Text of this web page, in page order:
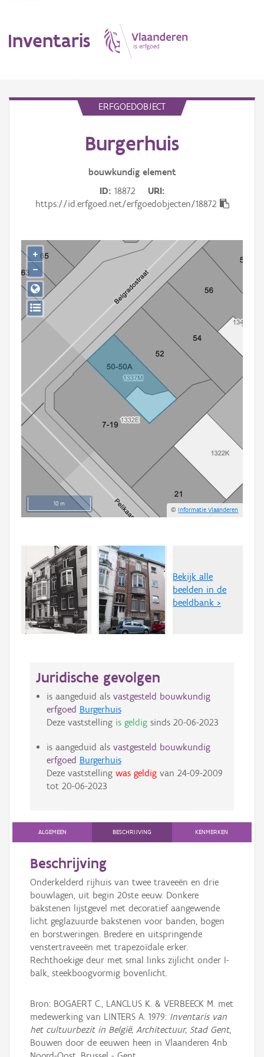
Inventaris
Gebeurtenis
Persoon of collectief
Downloads
Hergebruik
ERFGOEDOBJECT
Burgerhuis
bouwkundig element
ID 18872
URI
https://id.erfgoed.net/erfgoedobjecten/18872
10 m
©Informatie Vlaanderen
+
−
Bekijk alle
beelden in de
beeldbank >
Juridische gevolgen
is aangeduid als vastgesteld bouwkundig
erfgoed Burgerhuis
Deze vaststelling is geldigsinds 20-06-2023
is aangeduid als vastgesteld bouwkundig
erfgoed Burgerhuis
Deze vaststelling was geldigvan 24-09-2009
tot 20-06-2023
ALGEMEEN BESCHRIJVING KENMERKEN
Beschrijving
Onderkelderd rijhuis van twee traveeën en drie
bouwlagen, uit begin 20ste eeuw. Donkere
bakstenen lijstgevel met decoratief aangewende
licht geglazuurde bakstenen voor banden, bogen
en borstweringen. Bredere en uitspringende
venstertraveeën met trapezoïdale erker.
Rechthoekige deur met smal links zijlicht onder I-
balk, steekboogvormig bovenlicht.
Bron: BOGAERT C., LANCLUS K. & VERBEECK M. met
medewerking van LINTERS A. 1979: Inventaris van
het cultuurbezit in België, Architectuur, Stad Gent,
Bouwen door de eeuwen heen in Vlaanderen 4nb